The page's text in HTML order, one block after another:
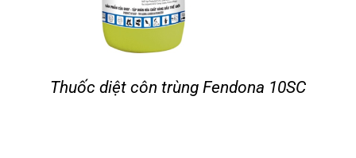
Thuốc diệt côn trùng Fendona 10SC